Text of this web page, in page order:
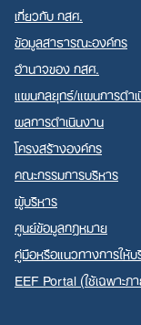
เกี่ยวกับ กสศ.
ข้อมูลสาธารณะองค์กร
อำนาจของ กสศ.
แผนกลยุทธ์/แผนการดำ
ผลการดำเนินงาน
โครงสร้างองค์กร
คณะกรรมการบริหาร
ผู้บริหาร
ศูนย์ข้อมูลกฎหมาย
คู่มือหรือแนวทางการให้
EEF Portal (ใช้เฉพาะภ